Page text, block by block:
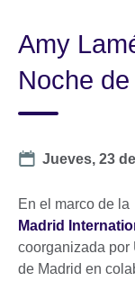
Amy
Noche
Date
Jueves, 23
En el marco de la
Madrid
coorganizada por
de Madrid en